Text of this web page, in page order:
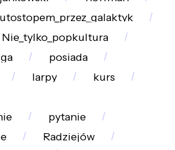
Nie_tylko_popkultura
posiada
larpy
kurs
pytanie
Radziejów